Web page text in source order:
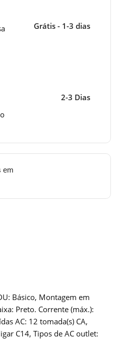
Grátis - 1-3 dias
2-3 Dias
em
Básico, Montagem em
Preto. Corrente (máx.):
AC: 12 tomada(s) CA,
C14, Tipos de AC outlet: